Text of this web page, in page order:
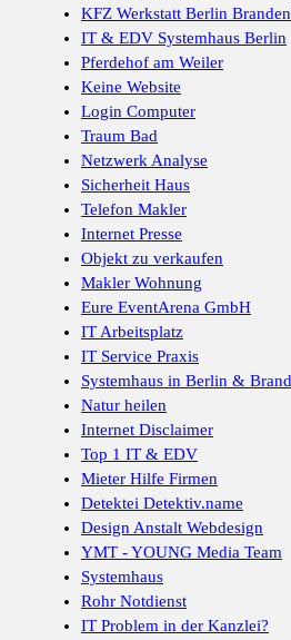
KFZ Werkstatt Berlin
IT & EDV Systemhaus Berlin
Pferdehof am Weiler
Keine Website
Login Computer
Traum Bad
Netzwerk Analyse
Sicherheit Haus
Telefon Makler
Internet Presse
Objekt zu verkaufen
Makler Wohnung
Eure EventArena GmbH
IT Arbeitsplatz
IT Service Praxis
Systemhaus in Berlin &
Natur heilen
Internet Disclaimer
Top 1 IT & EDV
Mieter Hilfe Firmen
Detektei Detektiv.name
Design Anstalt Webdesign
YMT - YOUNG Media Team
Systemhaus
Rohr Notdienst
IT Problem in der Kanzlei?